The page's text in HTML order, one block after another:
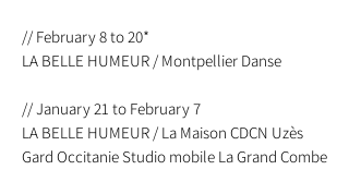
// February 8 to 20*
LA BELLE HUMEUR / Montpellier Danse
// January 21 to February 7
LA BELLE HUMEUR / La Maison CDCN Uzès
Gard Occitanie Studio mobile La Grand Combe